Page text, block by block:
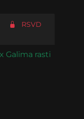
RSVD
Galima rasti